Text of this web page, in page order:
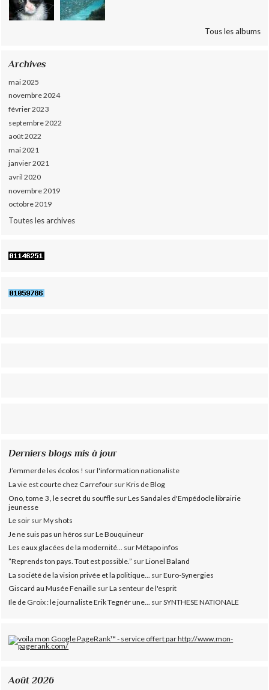
Tous les albums
Archives
mai 2025
novembre 2024
février 2023
septembre 2022
août 2022
mai 2021
janvier 2021
avril 2020
novembre 2019
octobre 2019
Toutes les archives
Derniers blogs mis à jour
J’emmerde les écolos ! surl'information nationaliste
La vie est courte chez Carrefour surKris de Blog
Ono, tome 3 , le secret du souffle surLes Sandales d'Empédocle librairie
jeunesse
Le soir surMy shots
Je ne suis pas un héros surLe Bouquineur
Les eaux glacées de la modernité... surMétapo infos
”Reprends ton pays. Tout est possible.” surLionel Baland
La société de la vision privée et la politique...
surEuro-Synergies
Giscard au Musée Fenaille surLa senteur de l'esprit
Ile de Groix : le journaliste Erik Tegnér une...
surSYNTHESE NATIONALE
Août 2026